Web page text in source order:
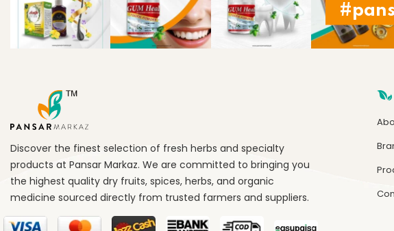
Discover the finest selection of fresh herbs and specialty
products at Pansar Markaz. We are committed to bringing you
the highest quality dry fruits, spices, herbs, and organic
medicine sourced directly from trusted farmers and suppliers.